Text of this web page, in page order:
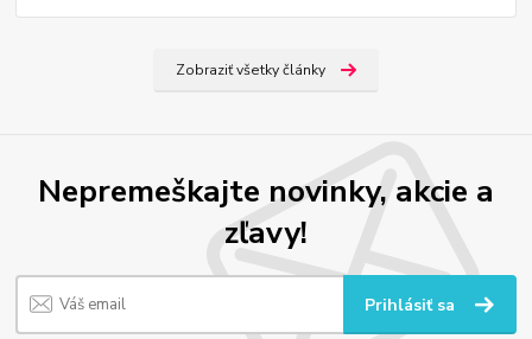
Zobraziť všetky články
Nepremeškajte novinky, akcie a
zľavy!
Prihlásiť sa